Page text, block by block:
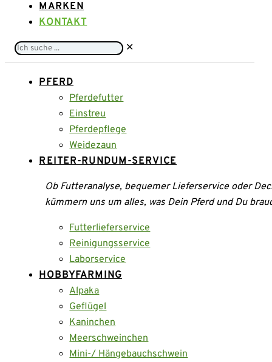
MARKEN
KONTAKT
Ich
suche
✕
PFERD
Pferdefutter
Einstreu
Pferdepflege
Weidezaun
REITER-RUNDUM-SERVICE
Ob Futteranalyse, bequemer Lieferservice oder
kümmern uns um alles, was Dein Pferd und Du
Futterlieferservice
Reinigungsservice
Laborservice
HOBBYFARMING
Alpaka
Geflügel
Kaninchen
Meerschweinchen
Mini-/ Hängebauchschwein